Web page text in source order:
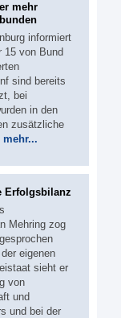
mehr
informiert
15 von Bund
sind bereits
bei
in den
zusätzliche
mehr...
Erfolgsbilanz
Mehring zog
eigenen
sieht er
von
und
und bei der